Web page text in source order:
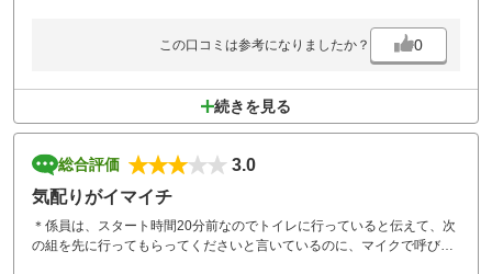
この口コミは参考になりましたか？ 0
続きを見る
総合評価
3.0
気配りがイマイチ
＊係員は、スタート時間20分前なのでトイレに行っていると伝えて、次
の組を先に行ってもらってくださいと言いているのに、マイクで呼び出